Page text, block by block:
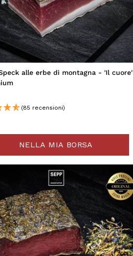
alle erbe di montagna - 'Il cuore'
(85 recensioni)
NELLA MIA BORSA